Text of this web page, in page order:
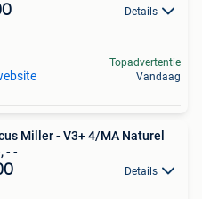
Details
Topadvertentie
Vandaag
Miller - V3+ 4/MA Naturel
- -
Details